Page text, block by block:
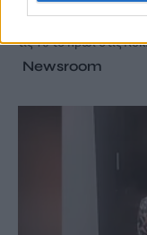
τις 10 το πρωί στις
Newsroom